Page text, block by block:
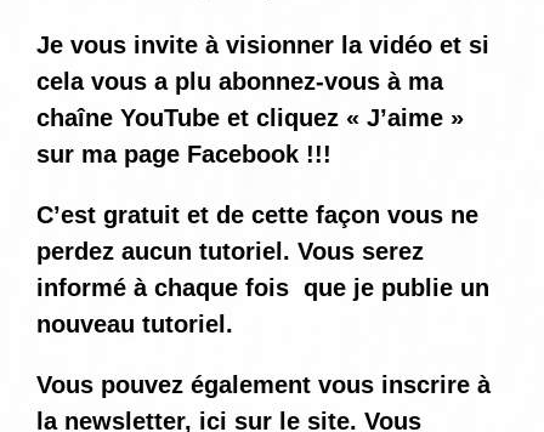
Je vous invite à visionner la vidéo et si
cela vous a plu abonnez-vous à ma
chaîne YouTube et cliquez « J’aime »
sur ma page Facebook !!!
C’est gratuit et de cette façon vous ne
perdez aucun tutoriel. Vous serez
informé à chaque fois que je publie un
nouveau tutoriel.
Vous pouvez également vous inscrire à
la newsletter, ici sur le site. Vous